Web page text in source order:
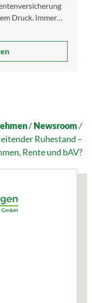
Druck. Immer
/Newsroom/
Ruhestand –
Rente und bAV?